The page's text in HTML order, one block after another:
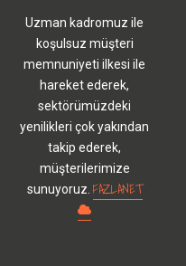
Uzman kadromuz ile
koşulsuz müşteri
memnuniyeti ilkesi ile
hareket ederek,
sektörümüzdeki
yenilikleri çok yakından
takip ederek,
müşterilerimize
sunuyoruz. FAZLANET